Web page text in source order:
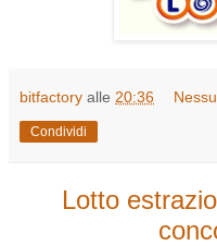
bitfactory alle 20:36
Condividi
Lotto